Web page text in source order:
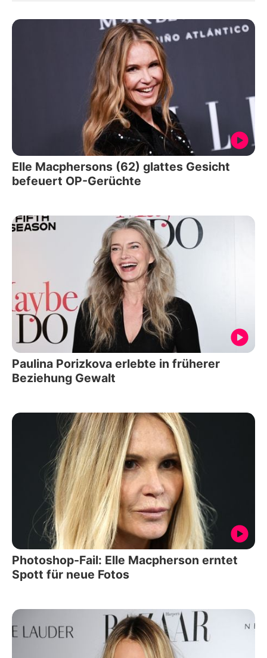
Elle Macphersons (62) glattes Gesicht
befeuert OP-Gerüchte
Paulina Porizkova erlebte in früherer
Beziehung Gewalt
Photoshop-Fail: Elle Macpherson erntet
Spott für neue Fotos